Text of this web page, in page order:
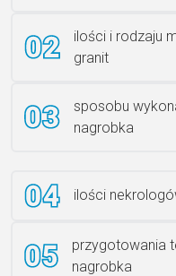
Ławka
ilości i rodzaju
granit
sposobu
nagrobka
ilości
przygotowania
nagrobka